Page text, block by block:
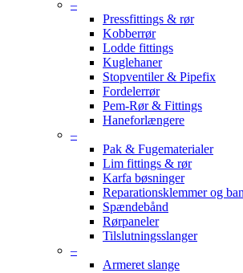
–
Pressfittings & rør
Kobberrør
Lodde fittings
Kuglehaner
Stopventiler & Pipefix
Fordelerrør
Pem-Rør & Fittings
Haneforlængere
–
Pak & Fugematerialer
Lim fittings & rør
Karfa bøsninger
Reparationsklemmer og
Spændebånd
Rørpaneler
Tilslutningsslanger
–
Armeret slange